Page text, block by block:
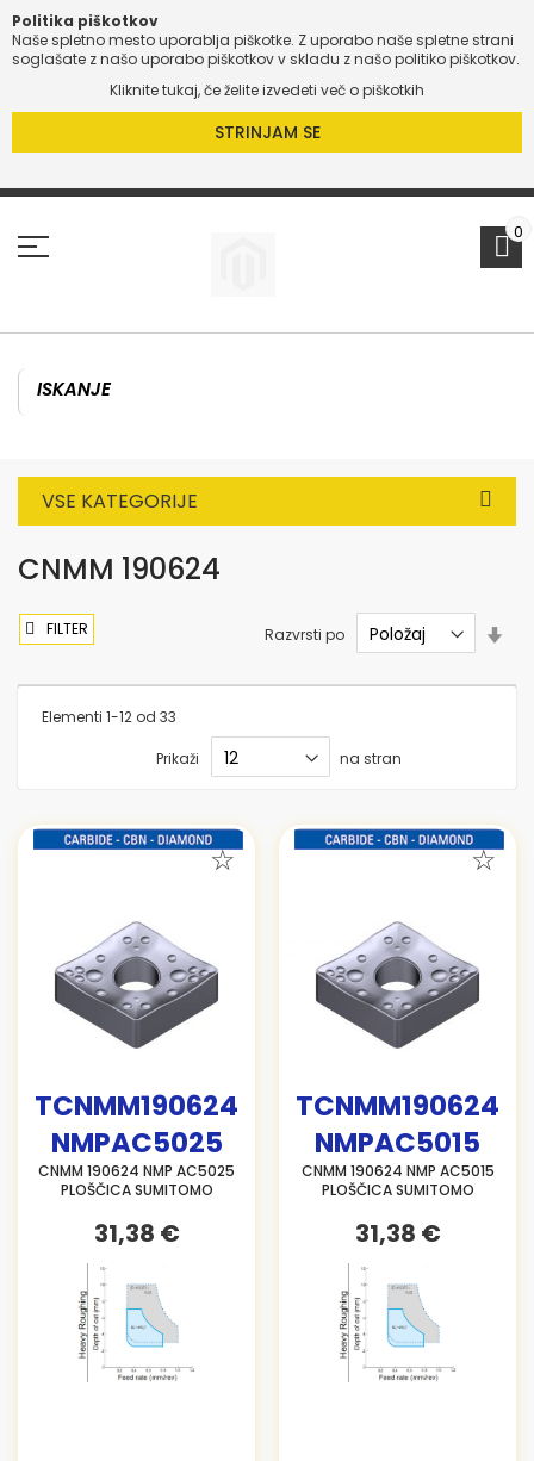
Politika piškotkov
Naše spletno mesto uporablja piškotke. Z uporabo naše spletne strani
soglašate z našo uporabo piškotkov v skladu z našo politiko piškotkov.
Kliknite tukaj, če želite izvedeti več o piškotkih
STRINJAM SE
Preskoči
0
VSE KATEGORIJE
CNMM 190624
Elementi 1-12 od 33
Prikaži na stran
Razvrsti po
TCNMM190624
NMPAC5025
CNMM 190624 NMP AC5025
PLOŠČICA SUMITOMO
31,38 €
TCNMM190624
NMPAC5015
CNMM 190624 NMP AC5015
PLOŠČICA SUMITOMO
31,38 €
FILTER